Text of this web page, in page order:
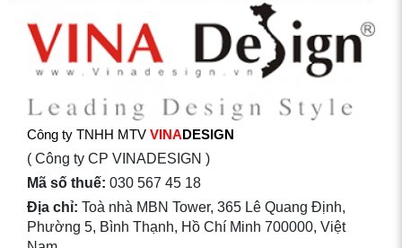
Công ty TNHH MTV VINADESIGN
( Công ty CP VINADESIGN )
Mã số thuế: 030 567 45 18
Địa chỉ: Toà nhà MBN Tower, 365 Lê Quang Định,
Phường 5, Bình Thạnh, Hồ Chí Minh 700000, Việt